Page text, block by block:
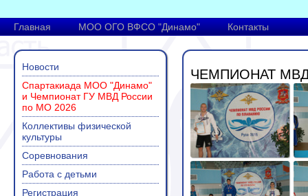
Главная МОО ОГО ВФСО "Динамо" Контакты
Новости
Спартакиада МОО "Динамо"
и Чемпионат ГУ МВД России
по МО 2026
Коллективы физической
культуры
Соревнования
Работа с детьми
Регистрация
ЧЕМПИОНАТ